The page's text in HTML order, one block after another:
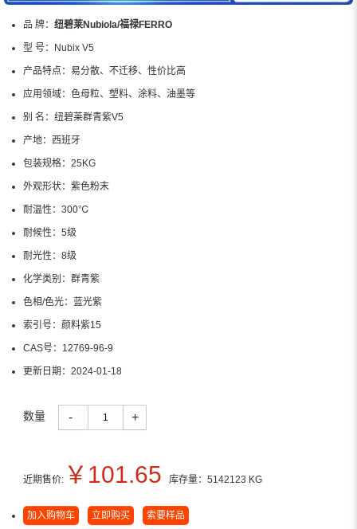
品 牌： 纽碧莱Nubiola/福禄FERRO
型 号： Nubix V5
产品特点： 易分散、不迁移、性价比高
应用领域： 色母粒、塑料、涂料、油墨等
别 名： 纽碧莱群青紫V5
产地： 西班牙
包装规格： 25KG
外观形状： 紫色粉末
耐温性： 300℃
耐候性： 5级
耐光性： 8级
化学类别： 群青紫
色相/色光： 蓝光紫
索引号： 颜料紫15
CAS号： 12769-96-9
更新日期： 2024-01-18
数量 - +
近期售价: ￥ 101.65 库存量： 5142123 KG
加入购物车 立即购买 索要样品